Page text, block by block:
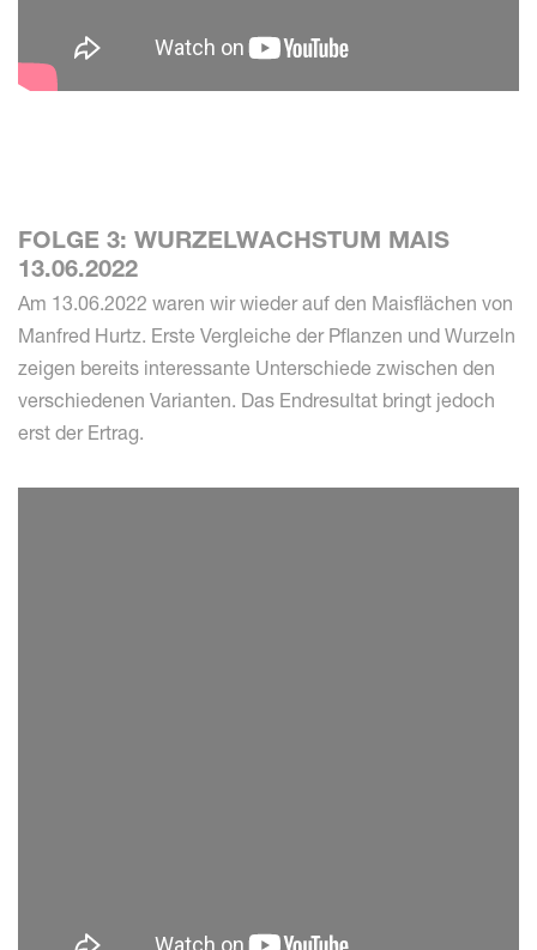
FOLGE 3: WURZELWACHSTUM MAIS
13.06.2022
Am 13.06.2022 waren wir wieder auf den Maisflächen von
Manfred Hurtz. Erste Vergleiche der Pflanzen und Wurzeln
zeigen bereits interessante Unterschiede zwischen den
verschiedenen Varianten. Das Endresultat bringt jedoch
erst der Ertrag.